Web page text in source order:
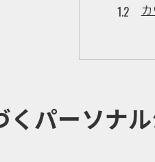
カウン
くパーソナ